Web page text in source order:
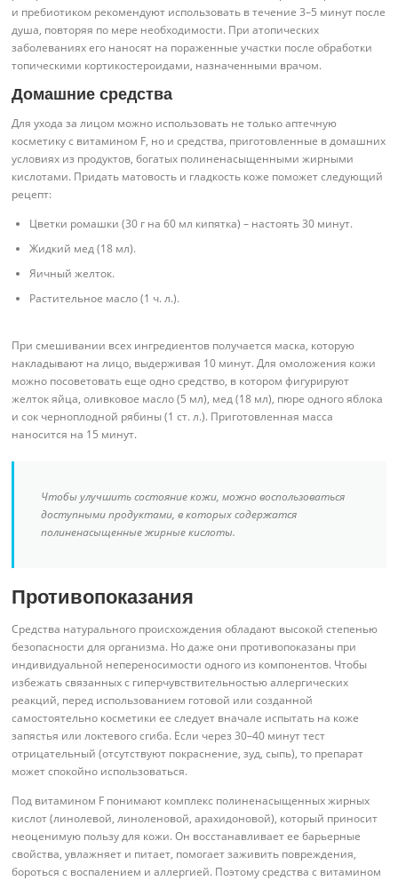
и пребиотиком рекомендуют использовать в течение 3–5 минут после
душа, повторяя по мере необходимости. При атопических
заболеваниях его наносят на пораженные участки после обработки
топическими кортикостероидами, назначенными врачом.
Домашние средства
Для ухода за лицом можно использовать не только аптечную
косметику с витамином F, но и средства, приготовленные в домашних
условиях из продуктов, богатых полиненасыщенными жирными
кислотами. Придать матовость и гладкость коже поможет следующий
рецепт:
Цветки ромашки (30 г на 60 мл кипятка) – настоять 30 минут.
Жидкий мед (18 мл).
Яичный желток.
Растительное масло (1 ч. л.).
При смешивании всех ингредиентов получается маска, которую
накладывают на лицо, выдерживая 10 минут. Для омоложения кожи
можно посоветовать еще одно средство, в котором фигурируют
желток яйца, оливковое масло (5 мл), мед (18 мл), пюре одного яблока
и сок черноплодной рябины (1 ст. л.). Приготовленная масса
наносится на 15 минут.
Чтобы улучшить состояние кожи, можно воспользоваться
доступными продуктами, в которых содержатся
полиненасыщенные жирные кислоты.
Противопоказания
Средства натурального происхождения обладают высокой степенью
безопасности для организма. Но даже они противопоказаны при
индивидуальной непереносимости одного из компонентов. Чтобы
избежать связанных с гиперчувствительностью аллергических
реакций, перед использованием готовой или созданной
самостоятельно косметики ее следует вначале испытать на коже
запястья или локтевого сгиба. Если через 30–40 минут тест
отрицательный (отсутствуют покраснение, зуд, сыпь), то препарат
может спокойно использоваться.
Под витамином F понимают комплекс полиненасыщенных жирных
кислот (линолевой, линоленовой, арахидоновой), который приносит
неоценимую пользу для кожи. Он восстанавливает ее барьерные
свойства, увлажняет и питает, помогает заживить повреждения,
бороться с воспалением и аллергией. Поэтому средства с витамином